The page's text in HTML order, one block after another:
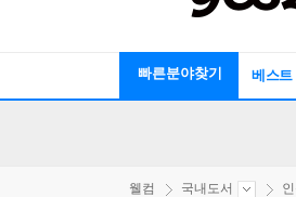
빠른분야찾기 베스트
웰컴 국내도서